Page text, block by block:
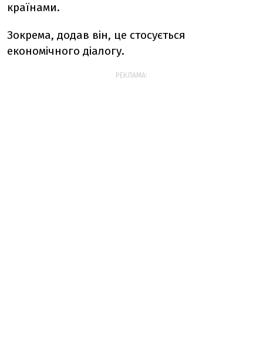
країнами.
Зокрема, додав він, це стосується
економічного діалогу.
РЕКЛАМА: